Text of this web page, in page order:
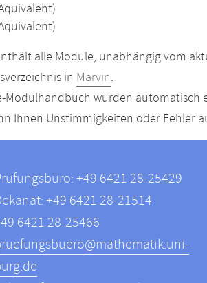
alle Module, unabhängig vom
in Marvin.
Modulhandbuch wurden automatisch
Ihnen Unstimmigkeiten oder Fehler
+49 6421 28-25429
+49 6421 28-21514
6421 28-25466